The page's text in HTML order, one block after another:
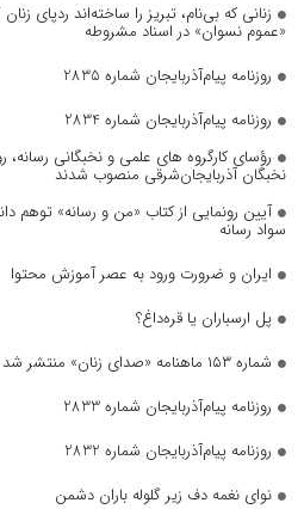
زنانی که بی‌نام، تبریز را ساخته‌اند ردپای زنان
«عموم نسوان» در اسناد مشروطه
روزنامه پیام‌آذربایجان شماره 2835
روزنامه پیام‌آذربایجان شماره 2834
رؤسای کارگروه های علمی و نخبگانی رسانه،
نخبگان آذربایجان‌شرقی منصوب شدند
آیین رونمایی از کتاب «من و رسانه» توهم
سواد رسانه
ایران و ضرورت ورود به عصر آموزش محتوا
پل ارسباران یا قره‌داغ؟
شماره ۱۵۳ ماهنامه «صدای زنان» منتشر شد
روزنامه پیام‌آذربایجان شماره 2833
روزنامه پیام‌آذربایجان شماره 2832
نوای نغمه دف زیر گلوله باران دشمن